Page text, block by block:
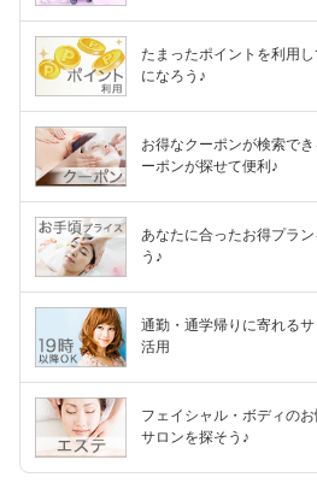
たまったポイントを利用
になろう♪
お得なクーポンが検索で
ーポンが探せて便利♪
あなたに合ったお得プラ
う♪
通勤・通学帰りに寄れる
活用
フェイシャル・ボディの
サロンを探そう♪